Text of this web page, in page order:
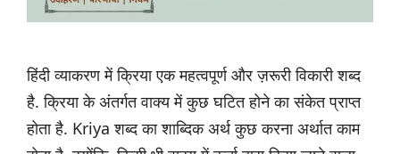
हिंदी व्याकरण में क्रिया एक महत्वपूर्ण और ज़रूरी विकारी शब्द
है. क्रिया के अंतर्गत वाक्य में कुछ घटित होने का संकेत प्राप्त
होता है. Kriya शब्द का शाब्दिक अर्थ कुछ करना अर्थात काम